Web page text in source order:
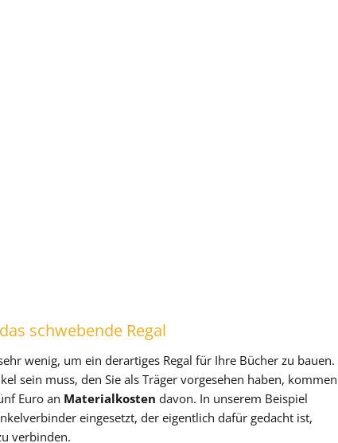
schwebende Regal
wenig, um ein derartiges Regal für Ihre Bücher zu bauen.
sein muss, den Sie als Träger vorgesehen haben, kommen
Euro an Materialkosten davon. In unserem Beispiel
eingesetzt, der eigentlich dafür gedacht ist,
verbinden.